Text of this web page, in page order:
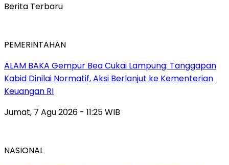
Berita Terbaru
PEMERINTAHAN
ALAM BAKA Gempur Bea Cukai Lampung: Tanggapan
Kabid Dinilai Normatif, Aksi Berlanjut ke Kementerian
Keuangan RI
Jumat, 7 Agu 2026 - 11:25 WIB
NASIONAL